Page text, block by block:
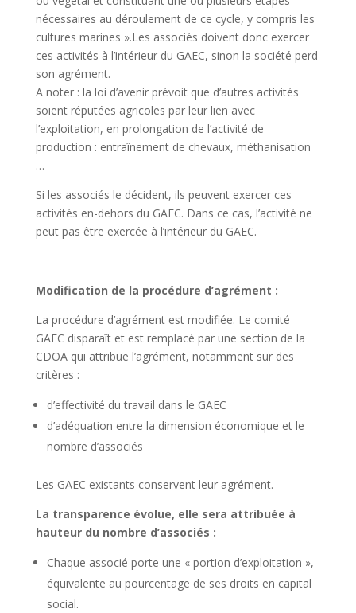
nécessaires au déroulement de ce cycle, y compris les
cultures marines ».Les associés doivent donc exercer
ces activités à l’intérieur du GAEC, sinon la société perd
son agrément.
A noter : la loi d’avenir prévoit que d’autres activités
soient réputées agricoles par leur lien avec
l’exploitation, en prolongation de l’activité de
production : entraînement de chevaux, méthanisation
…
Si les associés le décident, ils peuvent exercer ces
activités en-dehors du GAEC. Dans ce cas, l’activité ne
peut pas être exercée à l’intérieur du GAEC.
Modification de la procédure d’agrément :
La procédure d’agrément est modifiée. Le comité
GAEC disparaît et est remplacé par une section de la
CDOA qui attribue l’agrément, notamment sur des
critères :
d’effectivité du travail dans le GAEC
d’adéquation entre la dimension économique et le
nombre d’associés
Les GAEC existants conservent leur agrément.
La transparence évolue, elle sera attribuée à
hauteur du nombre d’associés :
Chaque associé porte une « portion d’exploitation »,
équivalente au pourcentage de ses droits en capital
social.